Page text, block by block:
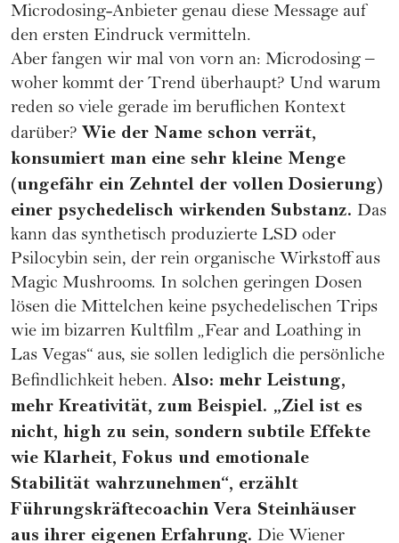
Microdosing-Anbieter genau diese Message auf
den ersten Eindruck vermitteln.
Aber fangen wir mal von vorn an: Microdosing –
woher kommt der Trend überhaupt? Und warum
reden so viele gerade im beruflichen Kontext
darüber? Wie der Name schon verrät,
konsumiert man eine sehr kleine Menge
(ungefähr ein Zehntel der vollen Dosierung)
einer psychedelisch wirkenden Substanz. Das
kann das synthetisch produzierte LSD oder
Psilocybin sein, der rein organische Wirkstoff aus
Magic Mushrooms. In solchen geringen Dosen
lösen die Mittelchen keine psychedelischen Trips
wie im bizarren Kultfilm „Fear and Loathing in
Las Vegas“ aus, sie sollen lediglich die persönliche
Befindlichkeit heben. Also: mehr Leistung,
mehr Kreativität, zum Beispiel. „Ziel ist es
nicht, high zu sein, sondern subtile Effekte
wie Klarheit, Fokus und emotionale
Stabilität wahrzunehmen“, erzählt
Führungskräftecoachin Vera Steinhäuser
aus ihrer eigenen Erfahrung. Die Wiener